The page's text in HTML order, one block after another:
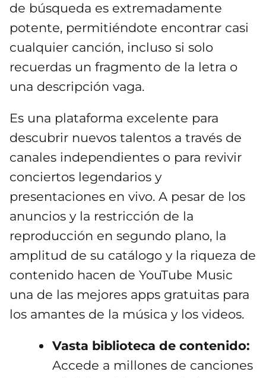
de búsqueda es extremadamente
potente, permitiéndote encontrar casi
cualquier canción, incluso si solo
recuerdas un fragmento de la letra o
una descripción vaga.
Es una plataforma excelente para
descubrir nuevos talentos a través de
canales independientes o para revivir
conciertos legendarios y
presentaciones en vivo. A pesar de los
anuncios y la restricción de la
reproducción en segundo plano, la
amplitud de su catálogo y la riqueza de
contenido hacen de YouTube Music
una de las mejores apps gratuitas para
los amantes de la música y los videos.
Vasta biblioteca de contenido:
Accede a millones de canciones